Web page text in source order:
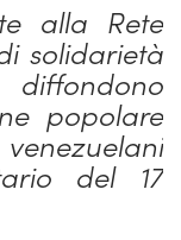
alla Rete
solidarietà
popolare
del 17